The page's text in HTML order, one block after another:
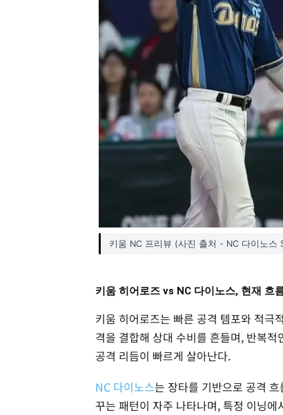
키움 NC 프리뷰 (사진 출처 - NC 다이노스
키움 히어로즈 vs NC 다이노스, 현재 흐
키움 히어로즈는 빠른 공격 템포와 적극
격을 결합해 상대 수비를 흔들며, 반복
공격 리듬이 빠르게 살아난다.
NC 다이노스는 장타를 기반으로 공격
꾸는 패턴이 자주 나타나며, 특정 이닝